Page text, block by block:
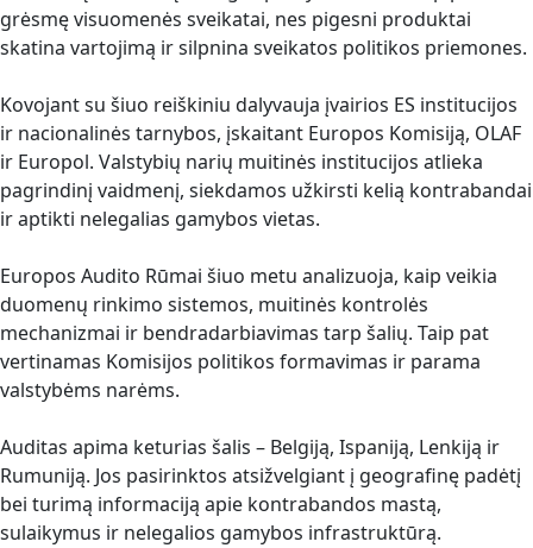
grėsmę visuomenės sveikatai, nes pigesni produktai
skatina vartojimą ir silpnina sveikatos politikos priemones.
Kovojant su šiuo reiškiniu dalyvauja įvairios ES institucijos
ir nacionalinės tarnybos, įskaitant Europos Komisiją, OLAF
ir Europol. Valstybių narių muitinės institucijos atlieka
pagrindinį vaidmenį, siekdamos užkirsti kelią kontrabandai
ir aptikti nelegalias gamybos vietas.
Europos Audito Rūmai šiuo metu analizuoja, kaip veikia
duomenų rinkimo sistemos, muitinės kontrolės
mechanizmai ir bendradarbiavimas tarp šalių. Taip pat
vertinamas Komisijos politikos formavimas ir parama
valstybėms narėms.
Auditas apima keturias šalis – Belgiją, Ispaniją, Lenkiją ir
Rumuniją. Jos pasirinktos atsižvelgiant į geografinę padėtį
bei turimą informaciją apie kontrabandos mastą,
sulaikymus ir nelegalios gamybos infrastruktūrą.